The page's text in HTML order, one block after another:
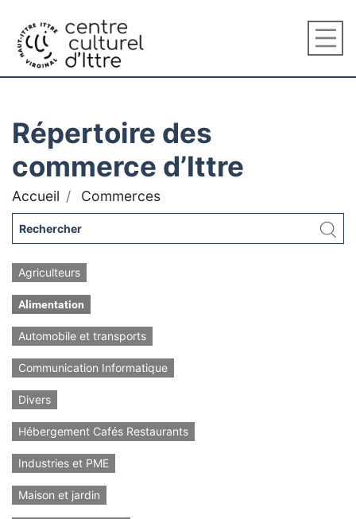
Répertoire des
commerce d’Ittre
Accueil Commerces
Agriculteurs
Alimentation
Automobile et transports
Communication Informatique
Divers
Hébergement Cafés Restaurants
Industries et PME
Maison et jardin